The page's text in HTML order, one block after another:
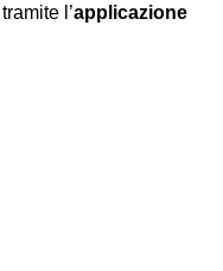
tramite l’applicazione